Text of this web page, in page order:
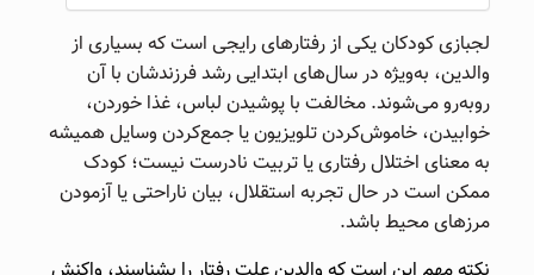
لجبازی کودکان یکی از رفتارهای رایجی است که بسیاری از
والدین، به‌ویژه در سال‌های ابتدایی رشد فرزندشان با آن
روبه‌رو می‌شوند. مخالفت با پوشیدن لباس، غذا خوردن،
خوابیدن، خاموش‌کردن تلویزیون یا جمع‌کردن وسایل همیشه
به معنای اختلال رفتاری یا تربیت نادرست نیست؛ کودک
ممکن است در حال تجربه استقلال، بیان ناراحتی یا آزمودن
مرزهای محیط باشد.